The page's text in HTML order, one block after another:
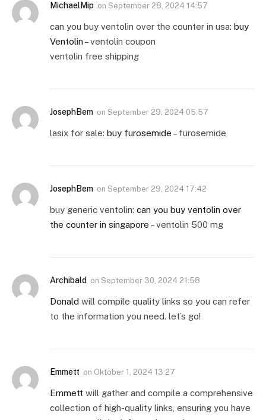
MichaelMip on September 28, 2024 14:57
can you buy ventolin over the counter in usa: buy
Ventolin – ventolin coupon
ventolin free shipping
JosephBem on September 29, 2024 05:57
lasix for sale: buy furosemide – furosemide
JosephBem on September 29, 2024 17:42
buy generic ventolin: can you buy ventolin over
the counter in singapore – ventolin 500 mg
Archibald on September 30, 2024 21:58
Donald will compile quality links so you can refer
to the information you need. let’s go!
Emmett on Oktober 1, 2024 13:27
Emmett will gather and compile a comprehensive
collection of high-quality links, ensuring you have